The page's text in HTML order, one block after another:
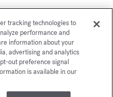
per telefono allo +33 (0)1
alle 19.00 e da martedì a venerdì
e-mail
tracking technologies to
performance and
information about your
advertising and analytics
out preference signal
is available in our